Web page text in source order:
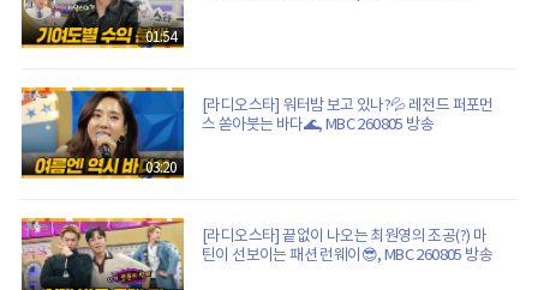
01:54
03:20
[라디오스타] 워터밤 보고 있나?💦 레전드 퍼포먼
스 쏟아붓는 바다🌊, MBC 260805 방송
[라디오스타] 끝없이 나오는 최원영의 조공(?) 마
틴이 선보이는 패션 런웨이😎, MBC 260805 방송